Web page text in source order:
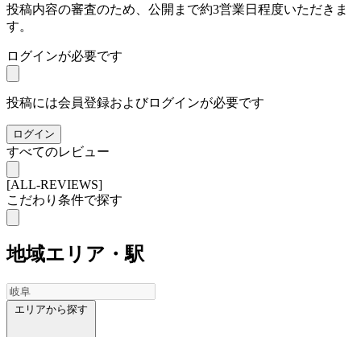
投稿内容の審査のため、公開まで約3営業日程度いただきま
す。
ログインが必要です
投稿には会員登録およびログインが必要です
ログイン
すべてのレビュー
[ALL-REVIEWS]
こだわり条件で探す
地域エリア・駅
エリアから探す